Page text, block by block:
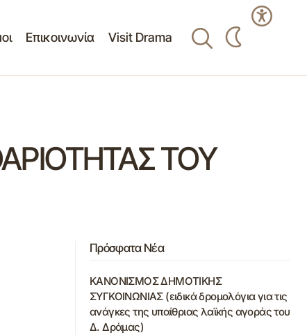
Επικοινωνία Visit Drama
ΤΟΥ
Πρόσφατα Νέα
ΚΑΝΟΝΙΣΜΟΣ ΔΗΜΟΤΙΚΗΣ
ΣΥΓΚΟΙΝΩΝΙΑΣ (ειδικά δρομολόγια για τις
ανάγκες της υπαίθριας λαϊκής αγοράς του
Δ. Δράμας)